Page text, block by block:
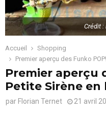
Crédit :
Accueil
Shopping
Premier aperçu des Funko
Premier aperçu
Petite Sirène en
par Florian Ternet 21 avril